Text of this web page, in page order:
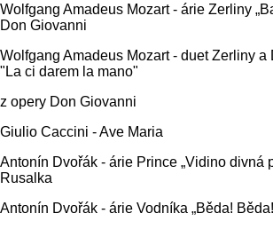
Wolfgang Amadeus Mozart - árie Zerliny
Don Giovanni
Wolfgang Amadeus Mozart - duet Zerliny
"La ci darem la mano"
z opery Don Giovanni
Giulio Caccini - Ave Maria
Antonín Dvořák - árie Prince „Vidino divná
Rusalka
Antonín Dvořák - árie Vodníka „Běda!